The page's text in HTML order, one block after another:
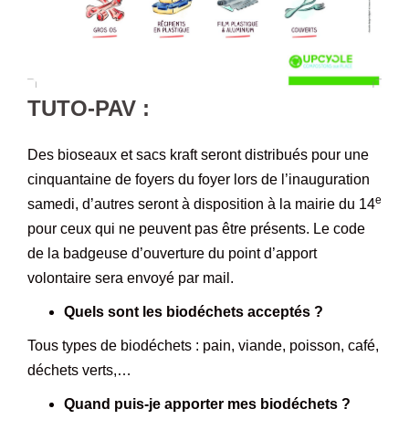
TUTO-PAV :
Des bioseaux et sacs kraft seront distribués pour une
cinquantaine de foyers du foyer lors de l’inauguration
samedi, d’autres seront à disposition à la mairie du 14e
pour ceux qui ne peuvent pas être présents. Le code
de la badgeuse d’ouverture du point d’apport
volontaire sera envoyé par mail.
Quels sont les biodéchets acceptés ?
Tous types de biodéchets : pain, viande, poisson, café,
déchets verts,…
Quand puis-je apporter mes biodéchets ?